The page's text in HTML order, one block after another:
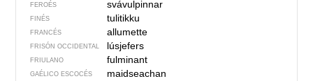
FEROÉS svávulpinnar
FINÉS tulitikku
FRANCÉS allumette
FRISÓN OCCIDENTAL lúsjefers
FRIULANO fulminant
GAÉLICO ESCOCÉS maidseachan